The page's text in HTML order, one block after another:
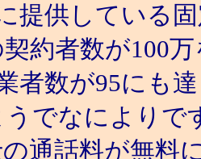
提供している
約者数が100
者数が95にも
でなによりで
通話料が無料